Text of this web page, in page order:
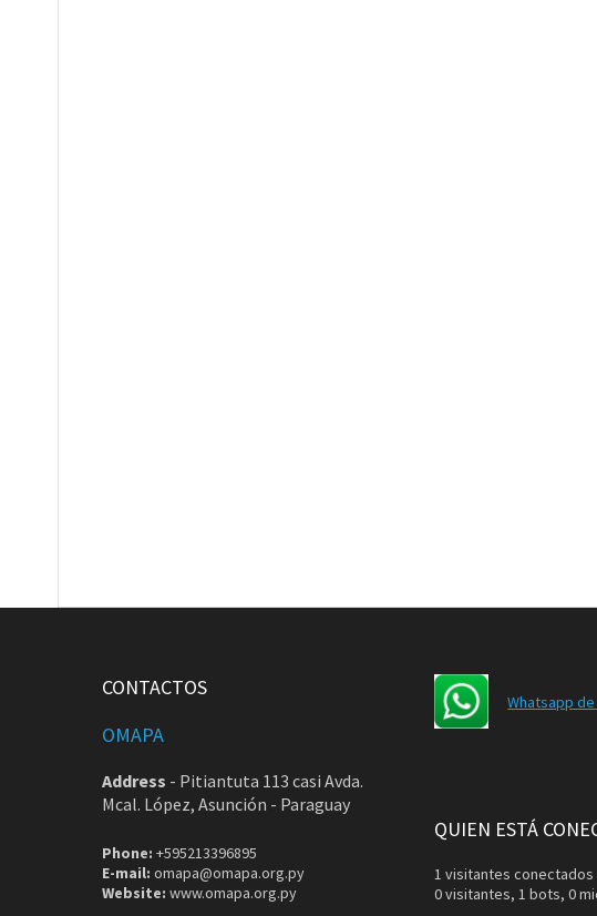
CONTACTOS
OMAPA
Address - Pitiantuta 113 casi Avda.
Mcal. López, Asunción - Paraguay
Phone: +595213396895
E-mail: omapa@omapa.org.py
Website: www.omapa.org.py
Whatsapp de
QUIEN ESTÁ
1 visitantes conectados
0 visitantes, 1 bots, 0